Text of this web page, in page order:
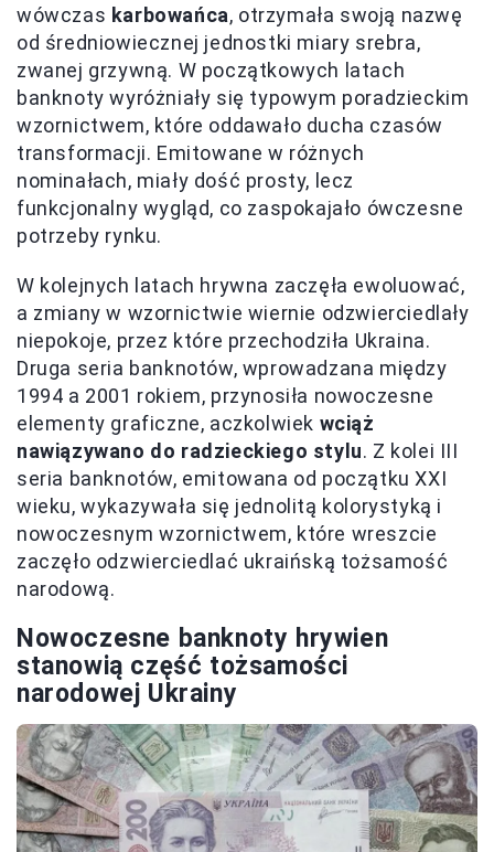
wówczas karbowańca, otrzymała swoją nazwę
od średniowiecznej jednostki miary srebra,
zwanej grzywną. W początkowych latach
banknoty wyróżniały się typowym poradzieckim
wzornictwem, które oddawało ducha czasów
transformacji. Emitowane w różnych
nominałach, miały dość prosty, lecz
funkcjonalny wygląd, co zaspokajało ówczesne
potrzeby rynku.
W kolejnych latach hrywna zaczęła ewoluować,
a zmiany w wzornictwie wiernie odzwierciedlały
niepokoje, przez które przechodziła Ukraina.
Druga seria banknotów, wprowadzana między
1994 a 2001 rokiem, przynosiła nowoczesne
elementy graficzne, aczkolwiek wciąż
nawiązywano do radzieckiego stylu. Z kolei III
seria banknotów, emitowana od początku XXI
wieku, wykazywała się jednolitą kolorystyką i
nowoczesnym wzornictwem, które wreszcie
zaczęło odzwierciedlać ukraińską tożsamość
narodową.
Nowoczesne banknoty hrywien
stanowią część tożsamości
narodowej Ukrainy